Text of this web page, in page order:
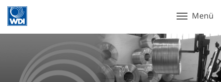
Menü